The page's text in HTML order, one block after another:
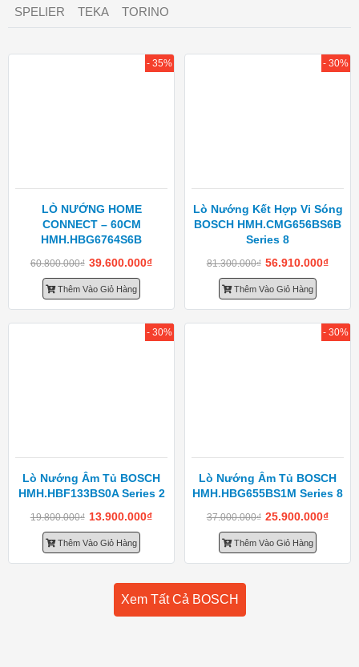
SPELIER TEKA TORINO
LÒ NƯỚNG HOME
CONNECT – 60CM
HMH.HBG6764S6B
60.800.000₫ 39.600.000₫
Thêm Vào Giỏ Hàng
- 35%
Lò Nướng Kết Hợp Vi Sóng
BOSCH HMH.CMG656BS6B
Series 8
81.300.000₫ 56.910.000₫
Thêm Vào Giỏ Hàng
- 30%
Lò Nướng Âm Tủ BOSCH
HMH.HBF133BS0A Series 2
19.800.000₫ 13.900.000₫
Thêm Vào Giỏ Hàng
- 30%
Lò Nướng Âm Tủ BOSCH
HMH.HBG655BS1M Series 8
37.000.000₫ 25.900.000₫
Thêm Vào Giỏ Hàng
- 30%
Xem Tất Cả BOSCH